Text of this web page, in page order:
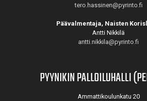
tero.hassinen@pyrinto.fi
Päävalmentaja, Naisten
Antti Nikkilä
antti.nikkila@pyrinto.fi
PYYNIKIN PALLOILUHALLI
Ammattikoulunkatu 20